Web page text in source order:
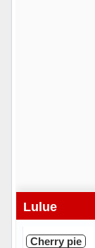
Lulue
Cherry pie